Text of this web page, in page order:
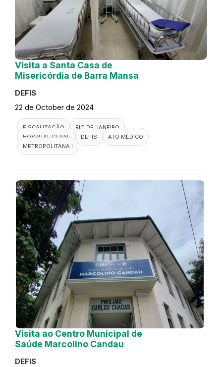
Visita a Santa Casa de
Misericórdia de Barra Mansa
DEFIS
22 de October de 2024
FISCALIZAÇÃO
RIO DE JANEIRO
HOSPITAL GERAL
DEFIS
ATO MÉDICO
METROPOLITANA I
Visita ao Centro Municipal de
Saúde Marcolino Candau
DEFIS